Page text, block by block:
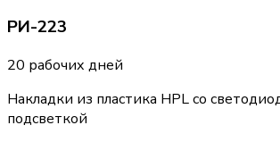
РИ-223
20 рабочих дней
Накладки из пластика HPL со
подсветкой